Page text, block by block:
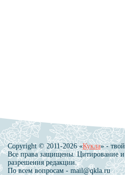
Copyright © 2011-2026 «Кукла» -
Все права защищены. Цитирование и
разрешения редакции.
По всем вопросам - mail@qkla.ru